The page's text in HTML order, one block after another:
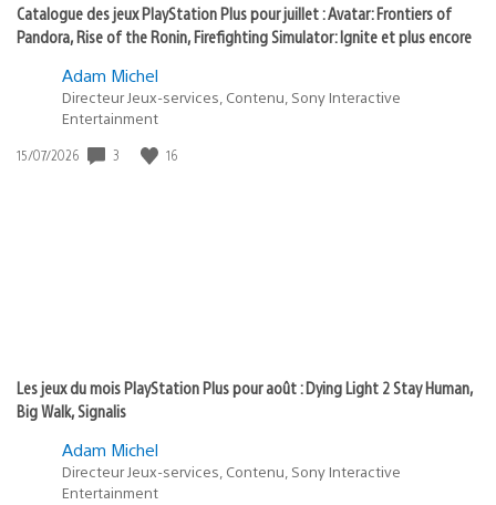
Catalogue des jeux PlayStation Plus pour juillet : Avatar: Frontiers of
Pandora, Rise of the Ronin, Firefighting Simulator: Ignite et plus encore
Adam Michel
Directeur Jeux-services, Contenu, Sony Interactive
Entertainment
Date
15/07/2026 3 16
Les jeux du mois PlayStation Plus pour août : Dying Light 2 Stay Human,
Big Walk, Signalis
Adam Michel
Directeur Jeux-services, Contenu, Sony Interactive
Entertainment